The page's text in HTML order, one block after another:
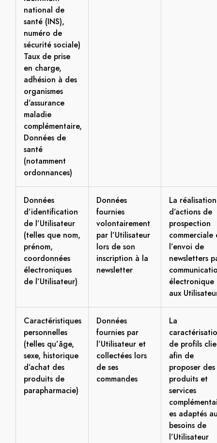
national de
santé (INS),
numéro de
sécurité sociale)
Taux de prise
en charge,
adhésion à des
organismes
d’assurance
maladie
complémentaire,
Données de
santé
(notamment
ordonnances)
Données
d’identification
de l’Utilisateur
(telles que nom,
prénom,
coordonnées
électroniques
de l’Utilisateur)
Données
fournies
volontairement
par l’Utilisateur
lors de son
inscription à la
newsletter
La réalisation
d’actions de
prospection
commerciale
l’envoi de
newsletters
électronique
aux
Caractéristiques
personnelles
(telles qu’âge,
sexe, historique
d’achat des
produits de
parapharmacie)
Données
fournies par
l’Utilisateur et
collectées lors
de ses
commandes
La
de profils
afin de
proposer des
produits et
services
es adaptés
besoins de
l’Utilisateur